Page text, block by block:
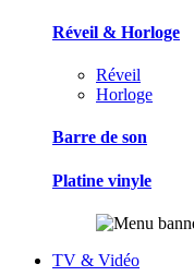
Réveil & Horloge
Réveil
Horloge
Barre de son
Platine vinyle
TV & Vidéo